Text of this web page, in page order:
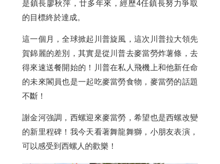
是鎮長廖秋萍，廿多年來，經歷4任鎮長努力爭取
的目標終於達成。
這一個月，全球掀起川普旋風，這次川普拉大領先
賀錦麗的差別，其實是從川普去麥當勞炸薯條，去
得來速送餐開始的！川普在私人飛機上和他新任命
的未來閣員也是一起吃麥當勞食物，麥當勞的話題
不斷！
謝金河強調，西螺迎來麥當勞，希望也是西螺改變
的新里程碑！我今天看著舞龍舞獅，小朋友表演，
可以感受到西螺人的歡樂！